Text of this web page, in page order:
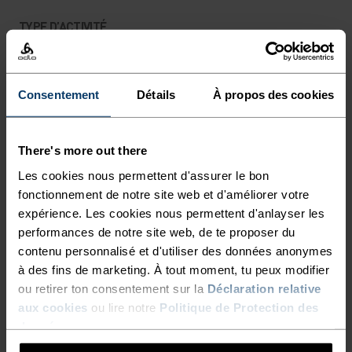
Consentement Détails À propos des cookies
There's more out there
Les cookies nous permettent d'assurer le bon
fonctionnement de notre site web et d'améliorer votre
expérience. Les cookies nous permettent d'anlayser les
performances de notre site web, de te proposer du
contenu personnalisé et d'utiliser des données anonymes
à des fins de marketing. À tout moment, tu peux modifier
ou retirer ton consentement sur la Déclaration relative
aux cookies ou lire notre Politique de Protection des
TYPE D’ACTIVITÉ
ACTIVITÉS À INTENSITÉ MODÉRÉE
Randonnée
CARACTÉRISTIQUES DES MATIÈRES
Le polyester est une fibre synthétique résistante qui
forme, résiste au froissement et au rétrécissement, et
garde particulièrement bien sa couleur au fil des années.
Nous l’utilisons dans des produits tels que nos base
layers.
SYSTÈME DE CONTRÔLE DE LA TEMPÉRATURE
LIGHT